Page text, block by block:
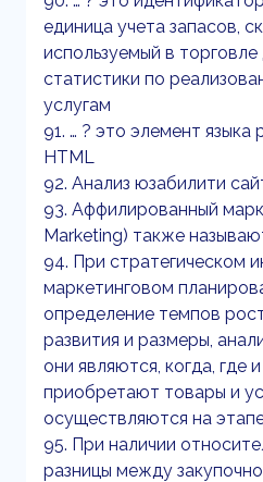
единица учета запасов,
используемый в
статистики по
услугам
91. … ? это элемент языка
HTML
92. Анализ юзабилити
93. Аффилированный
Marketing) также
94. При стратегическом
маркетинговом
определение темпов
развития и размеры,
они являются, когда, где
приобретают товары и
осуществляются на
95. При наличии
разницы между